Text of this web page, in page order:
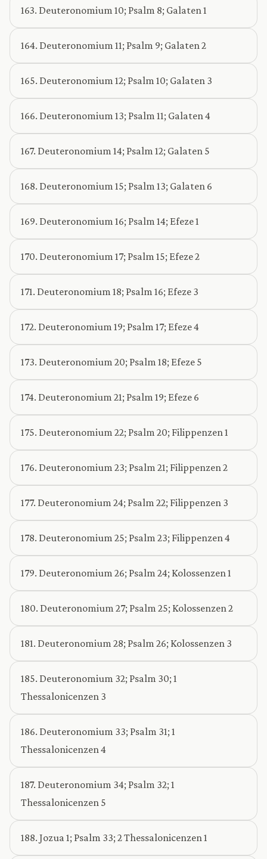
163. Deuteronomium 10; Psalm 8; Galaten 1
164. Deuteronomium 11; Psalm 9; Galaten 2
165. Deuteronomium 12; Psalm 10; Galaten 3
166. Deuteronomium 13; Psalm 11; Galaten 4
167. Deuteronomium 14; Psalm 12; Galaten 5
168. Deuteronomium 15; Psalm 13; Galaten 6
169. Deuteronomium 16; Psalm 14; Efeze 1
170. Deuteronomium 17; Psalm 15; Efeze 2
171. Deuteronomium 18; Psalm 16; Efeze 3
172. Deuteronomium 19; Psalm 17; Efeze 4
173. Deuteronomium 20; Psalm 18; Efeze 5
174. Deuteronomium 21; Psalm 19; Efeze 6
175. Deuteronomium 22; Psalm 20; Filippenzen 1
176. Deuteronomium 23; Psalm 21; Filippenzen 2
177. Deuteronomium 24; Psalm 22; Filippenzen 3
178. Deuteronomium 25; Psalm 23; Filippenzen 4
179. Deuteronomium 26; Psalm 24; Kolossenzen 1
180. Deuteronomium 27; Psalm 25; Kolossenzen 2
181. Deuteronomium 28; Psalm 26; Kolossenzen 3
185. Deuteronomium 32; Psalm 30; 1
Thessalonicenzen 3
186. Deuteronomium 33; Psalm 31; 1
Thessalonicenzen 4
187. Deuteronomium 34; Psalm 32; 1
Thessalonicenzen 5
188. Jozua 1; Psalm 33; 2 Thessalonicenzen 1